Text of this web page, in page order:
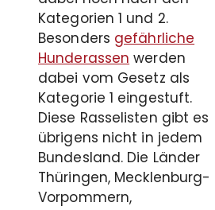
Kategorien 1 und 2.
Besonders gefährliche
Hunderassen werden
dabei vom Gesetz als
Kategorie 1 eingestuft.
Diese Rasselisten gibt es
übrigens nicht in jedem
Bundesland. Die Länder
Thüringen, Mecklenburg-
Vorpommern,